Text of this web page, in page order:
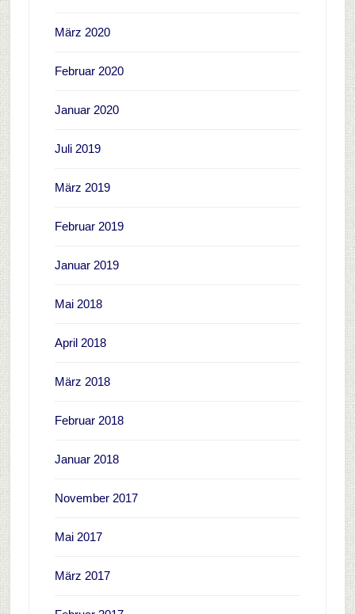
März 2020
Februar 2020
Januar 2020
Juli 2019
März 2019
Februar 2019
Januar 2019
Mai 2018
April 2018
März 2018
Februar 2018
Januar 2018
November 2017
Mai 2017
März 2017